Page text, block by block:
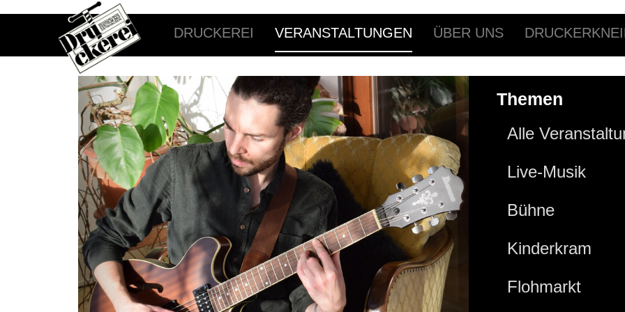
DRUCKEREI VERANSTALTUNGEN ÜBER UNS
Themen
Alle
Live-Musik
Bühne
Kinderkram
Flohmarkt